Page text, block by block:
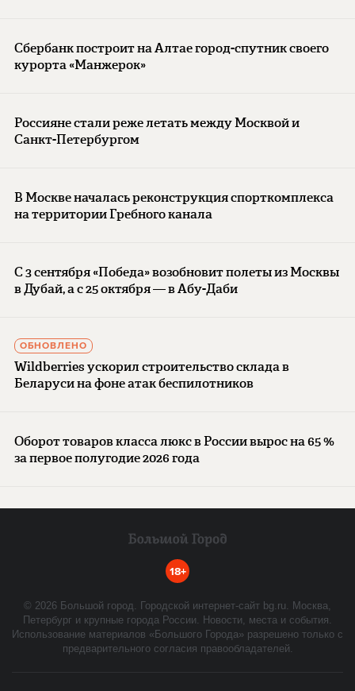
Сбербанк построит на Алтае город-спутник своего
курорта «Манжерок»
Россияне стали реже летать между Москвой и
Санкт-Петербургом
В Москве началась реконструкция спорткомплекса
на территории Гребного канала
С 3 сентября «Победа» возобновит полеты из Москвы
в Дубай, а с 25 октября — в Абу-Даби
ОБНОВЛЕНО
Wildberries ускорил строительство склада в
Беларуси на фоне атак беспилотников
Оборот товаров класса люкс в России вырос на 65 %
за первое полугодие 2026 года
18+
© 2026 Большой город. Городской интернет-сайт bg.ru. Москва,
Петербург и крупные города России. Новости, места и события.
Использование материалов «Большого Города» разрешено только с
предварительного согласия правообладателей.